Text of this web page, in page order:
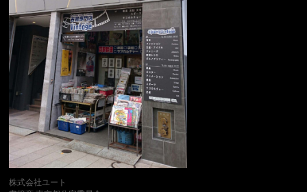
株式会社ユート